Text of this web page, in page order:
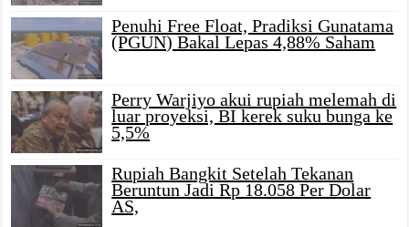
Penuhi Free Float, Pradiksi Gunatama
(PGUN) Bakal Lepas 4,88% Saham
Perry Warjiyo akui rupiah melemah di
luar proyeksi, BI kerek suku bunga ke
5,5%
Rupiah Bangkit Setelah Tekanan
Beruntun Jadi Rp 18.058 Per Dolar
AS,